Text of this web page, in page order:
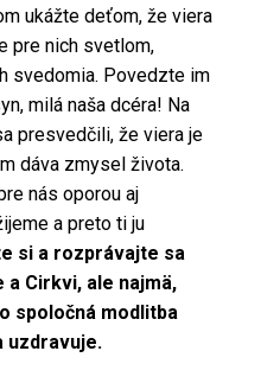
ukážte deťom, že viera
pre nich svetlom,
svedomia. Povedzte im
milá naša dcéra! Na
presvedčili, že viera je
dáva zmysel života.
nás oporou aj
a preto ti ju
si a rozprávajte sa
a Cirkvi, ale najmä,
spoločná modlitba
uzdravuje.